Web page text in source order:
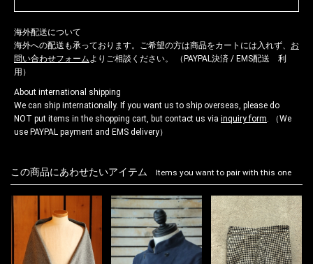
海外配送について
海外への配送も承っております。ご希望の方は商品をカートには入れず、 お
問い合わせフォーム よりご相談ください。 （PAYPAL決済 / EMS配送 利
用）
About international shipping
We can ship internationally. If you want us to ship overseas, please do
NOT put items in the shopping cart, but contact us via inquiry form . （We
use PAYPAL payment and EMS delivery）
この商品にあわせたいアイテム Items you want to pair with this one